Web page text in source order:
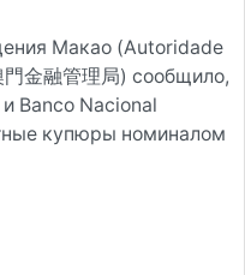
Макао (Autoridade
金融管理局) сообщило,
Banco Nacional
купюры номиналом